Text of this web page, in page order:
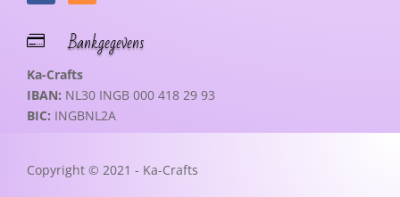
 Bankgegevens
Ka-Crafts
IBAN: NL30 INGB 000 418 29 93
BIC: INGBNL2A
Copyright © 2021 - Ka-Crafts